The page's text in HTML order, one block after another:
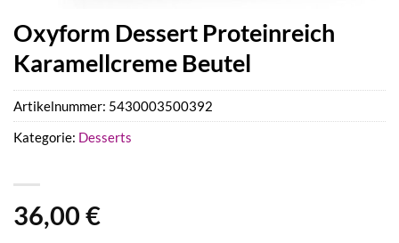
Oxyform Dessert Proteinreich
Karamellcreme Beutel
36,00 €
Artikelnummer: 5430003500392
Kategorie: Desserts